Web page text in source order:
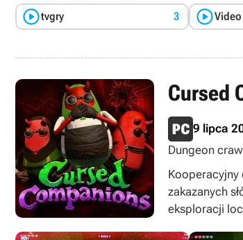
tvgry 3 Video
Cursed
9 lipca
Dungeon
singleplayer,
Kooperacyjny
zakazanych
eksploracji